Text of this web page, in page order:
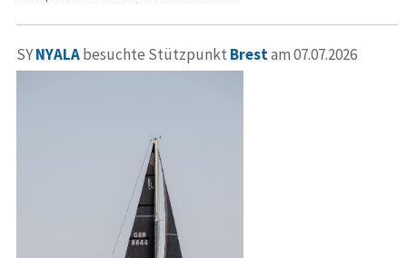
SYNYALAbesuchte Stützpunkt Brestam 07.07.2026